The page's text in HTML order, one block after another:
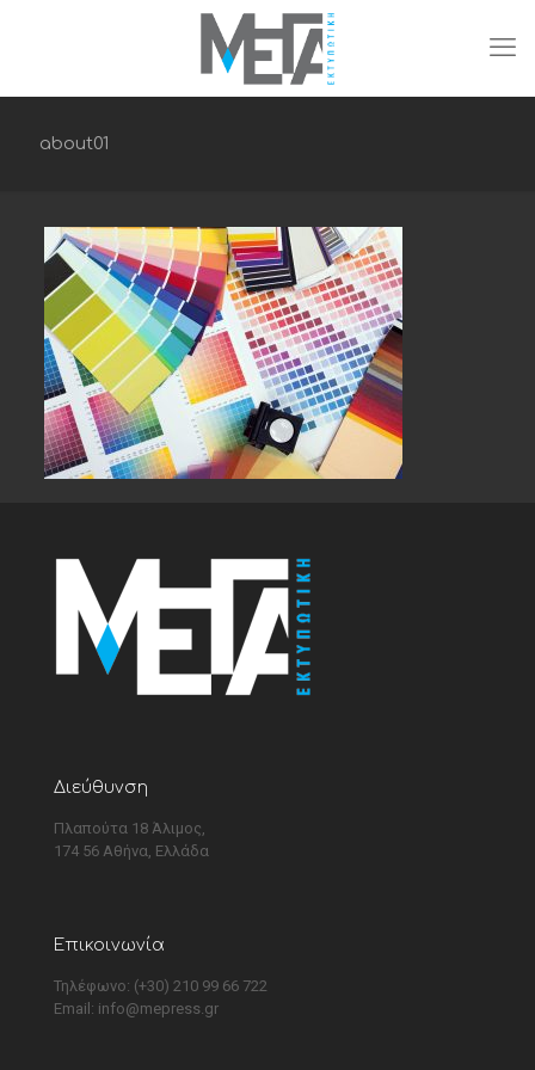
about01
Διεύθυνση
Πλαπούτα 18 Άλιμος,
174 56 Αθήνα, Ελλάδα
Επικοινωνία
Τηλέφωνο: (+30) 210 99 66 722
Email: info@mepress.gr